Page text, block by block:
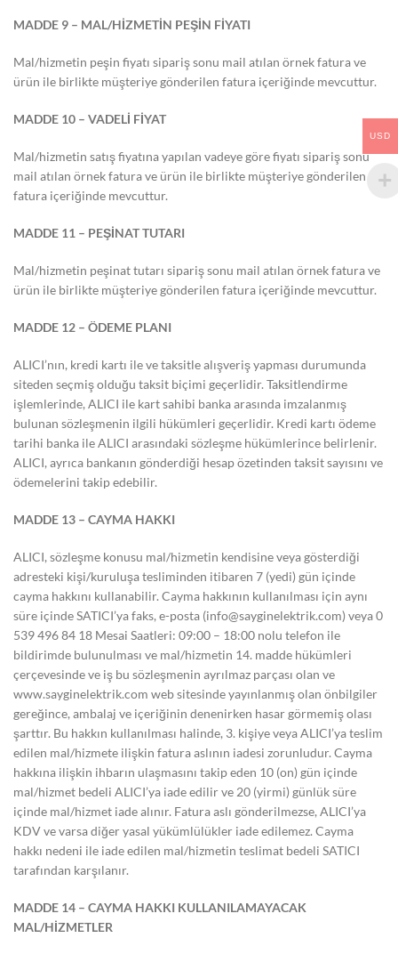
MADDE 9 – MAL/HİZMETİN PEŞİN FİYATI
Mal/hizmetin peşin fiyatı sipariş sonu mail atılan örnek fatura ve
ürün ile birlikte müşteriye gönderilen fatura içeriğinde mevcuttur.
MADDE 10 – VADELİ FİYAT
Mal/hizmetin satış fiyatına yapılan vadeye göre fiyatı sipariş sonu
mail atılan örnek fatura ve ürün ile birlikte müşteriye gönderilen
fatura içeriğinde mevcuttur.
MADDE 11 – PEŞİNAT TUTARI
Mal/hizmetin peşinat tutarı sipariş sonu mail atılan örnek fatura ve
ürün ile birlikte müşteriye gönderilen fatura içeriğinde mevcuttur.
MADDE 12 – ÖDEME PLANI
ALICI’nın, kredi kartı ile ve taksitle alışveriş yapması durumunda
siteden seçmiş olduğu taksit biçimi geçerlidir. Taksitlendirme
işlemlerinde, ALICI ile kart sahibi banka arasında imzalanmış
bulunan sözleşmenin ilgili hükümleri geçerlidir. Kredi kartı ödeme
tarihi banka ile ALICI arasındaki sözleşme hükümlerince belirlenir.
ALICI, ayrıca bankanın gönderdiği hesap özetinden taksit sayısını ve
ödemelerini takip edebilir.
MADDE 13 – CAYMA HAKKI
ALICI, sözleşme konusu mal/hizmetin kendisine veya gösterdiği
adresteki kişi/kuruluşa tesliminden itibaren 7 (yedi) gün içinde
cayma hakkını kullanabilir. Cayma hakkının kullanılması için aynı
süre içinde SATICI’ya faks, e-posta (info@sayginelektrik.com) veya 0
539 496 84 18 Mesai Saatleri: 09:00 – 18:00 nolu telefon ile
bildirimde bulunulması ve mal/hizmetin 14. madde hükümleri
çerçevesinde ve iş bu sözleşmenin ayrılmaz parçası olan ve
www.sayginelektrik.com web sitesinde yayınlanmış olan önbilgiler
gereğince, ambalaj ve içeriğinin denenirken hasar görmemiş olası
şarttır. Bu hakkın kullanılması halinde, 3. kişiye veya ALICI’ya teslim
edilen mal/hizmete ilişkin fatura aslının iadesi zorunludur. Cayma
hakkına ilişkin ihbarın ulaşmasını takip eden 10 (on) gün içinde
mal/hizmet bedeli ALICI’ya iade edilir ve 20 (yirmi) günlük süre
içinde mal/hizmet iade alınır. Fatura aslı gönderilmezse, ALICI’ya
KDV ve varsa diğer yasal yükümlülükler iade edilemez. Cayma
hakkı nedeni ile iade edilen mal/hizmetin teslimat bedeli SATICI
tarafından karşılanır.
MADDE 14 – CAYMA HAKKI KULLANILAMAYACAK
MAL/HİZMETLER
USD